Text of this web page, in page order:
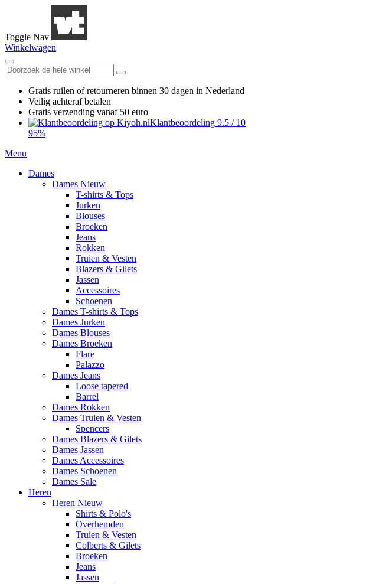
Toggle Nav
Winkelwagen
Gratis ruilen of retourneren binnen 30 dagen in Nederland
Veilig achteraf betalen
Gratis verzending vanaf 50 euro
Klantbeoordeling 9.5 / 10
95%
Menu
Dames
Dames Nieuw
T-shirts & Tops
Jurken
Blouses
Broeken
Jeans
Rokken
Truien & Vesten
Blazers & Gilets
Jassen
Accessoires
Schoenen
Dames T-shirts & Tops
Dames Jurken
Dames Blouses
Dames Broeken
Flare
Palazzo
Dames Jeans
Loose tapered
Barrel
Dames Rokken
Dames Truien & Vesten
Spencers
Dames Blazers & Gilets
Dames Jassen
Dames Accessoires
Dames Schoenen
Dames Sale
Heren
Heren Nieuw
Shirts & Polo's
Overhemden
Truien & Vesten
Colberts & Gilets
Broeken
Jeans
Jassen